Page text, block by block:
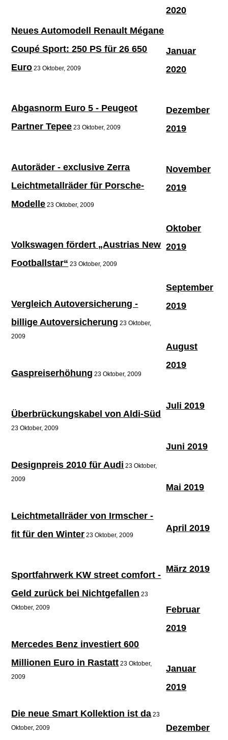
Neues Automodell Renault Mégane
Coupé Sport: 250 PS für 26 650
Euro 23 Oktober, 2009
Abgasnorm Euro 5 - Peugeot
Partner Tepee 23 Oktober, 2009
Autoräder - exclusive Zerra
Leichtmetallräder für Porsche-
Modelle 23 Oktober, 2009
Volkswagen fördert „Austrias New
Footballstar“ 23 Oktober, 2009
Vergleich Autoversicherung -
billige Autoversicherung 23 Oktober,
2009
Gaspreiserhöhung 23 Oktober, 2009
Überbrückungskabel von Aldi-Süd
23 Oktober, 2009
Designpreis 2010 für Audi 23 Oktober,
2009
Leichtmetallräder von Irmscher -
fit für den Winter 23 Oktober, 2009
Sportfahrwerk KW street comfort -
Geld zurück bei Nichtgefallen 23
Oktober, 2009
Mercedes Benz investiert 600
Millionen Euro in Rastatt 23 Oktober,
2009
Die neue Smart Kollektion ist da 23
Oktober, 2009
2020
Januar
2020
Dezember
2019
November
2019
Oktober
2019
September
2019
August
2019
Juli 2019
Juni 2019
Mai 2019
April 2019
März 2019
Februar
2019
Januar
2019
Dezember